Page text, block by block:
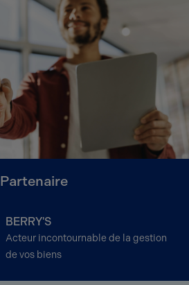
Partenaire
BERRY'S
Acteur incontournable de la gestion
de vos biens